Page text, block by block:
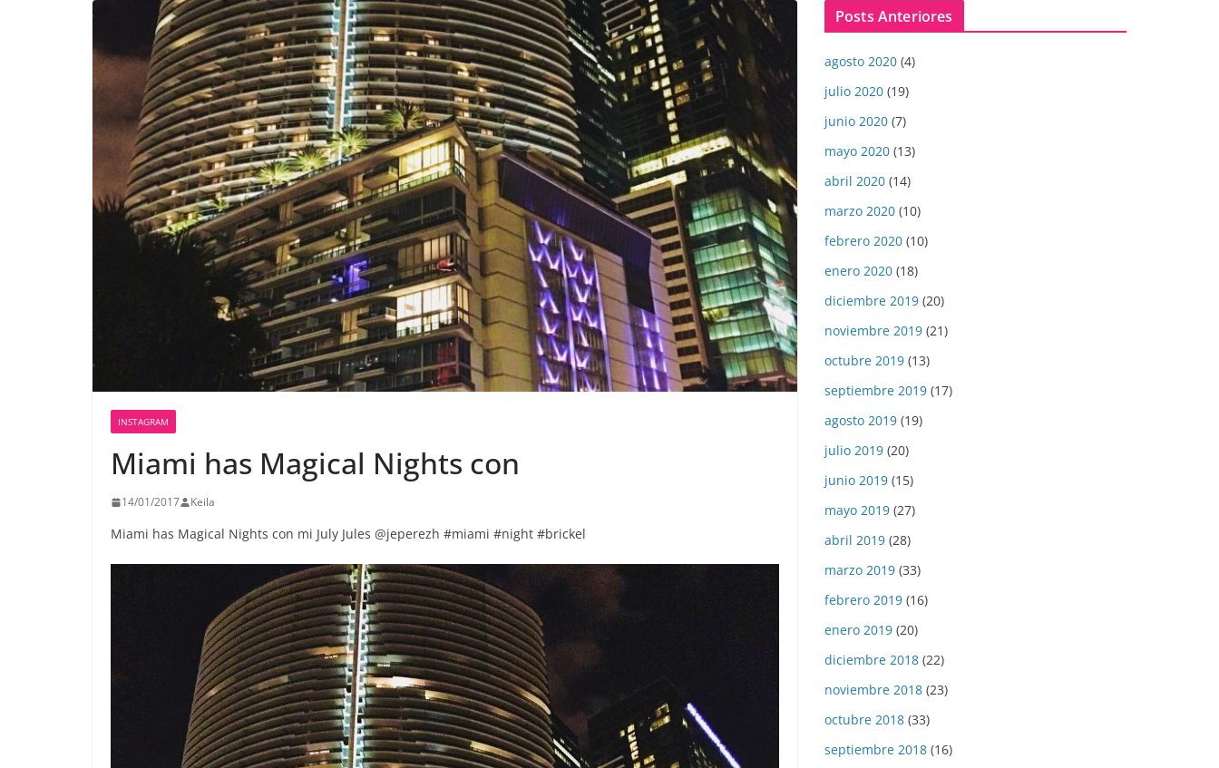
INSTAGRAM
Miami has Magical Nights con
14/01/2017 Keila
Miami has Magical Nights con mi July Jules @jeperezh #miami #night #brickel
Posts Anteriores
agosto 2020 (4)
julio 2020 (19)
junio 2020 (7)
mayo 2020 (13)
abril 2020 (14)
marzo 2020 (10)
febrero 2020 (10)
enero 2020 (18)
diciembre 2019 (20)
noviembre 2019 (21)
octubre 2019 (13)
septiembre 2019 (17)
agosto 2019 (19)
julio 2019 (20)
junio 2019 (15)
mayo 2019 (27)
abril 2019 (28)
marzo 2019 (33)
febrero 2019 (16)
enero 2019 (20)
diciembre 2018 (22)
noviembre 2018 (23)
octubre 2018 (33)
septiembre 2018 (16)